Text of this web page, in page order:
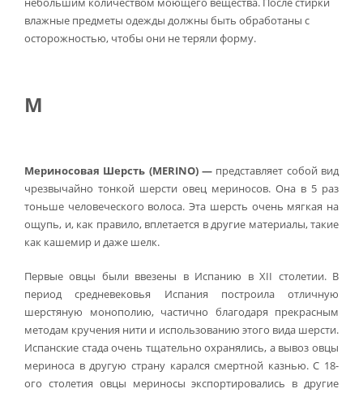
влажные предметы одежды должны быть обработаны с
осторожностью, чтобы они не теряли форму.
М
Мериносовая Шерсть (MERINO) — представляет собой вид
чрезвычайно тонкой шерсти овец мериноcов. Она в 5 раз
тоньше человеческого волоса. Эта шерсть очень мягкая на
ощупь, и, как правило, вплетается в другие материалы, такие
как кашемир и даже шелк.
Первые овцы были ввезены в Испанию в XII столетии. В
период средневековья Испания построила отличную
шерстяную монополию, частично благодаря прекрасным
методам кручения нити и использованию этого вида шерсти.
Испанские стада очень тщательно охранялись, а вывоз овцы
мериноса в другую страну карался смертной казнью. С 18-
ого столетия овцы мериносы экспортировались в другие